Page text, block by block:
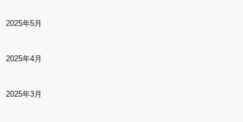
2025年5月
2025年4月
2025年3月